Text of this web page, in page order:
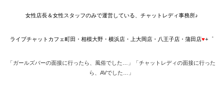
女性店長＆女性スタッフのみで運営している、チャットレディ事務所♪
ライブチャットカフェ町田・相模大野・横浜店・上大岡店・八王子店・蒲田店♥+゜
「ガールズバーの面接に行ったら、風俗でした…」
「チャットレディの面接に行った
ら、AVでした…」